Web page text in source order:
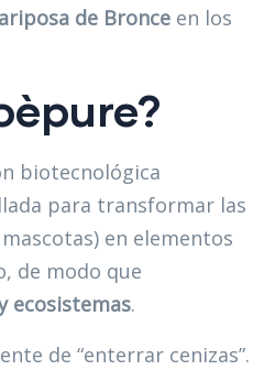
de Bronce en los
biotecnológica
para transformar las
en elementos
de modo que
ecosistemas.
de “enterrar cenizas”.